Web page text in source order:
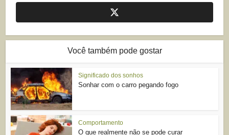
Você também pode gostar
Significado dos sonhos
Sonhar com o carro pegando fogo
Comportamento
O que realmente não se pode curar